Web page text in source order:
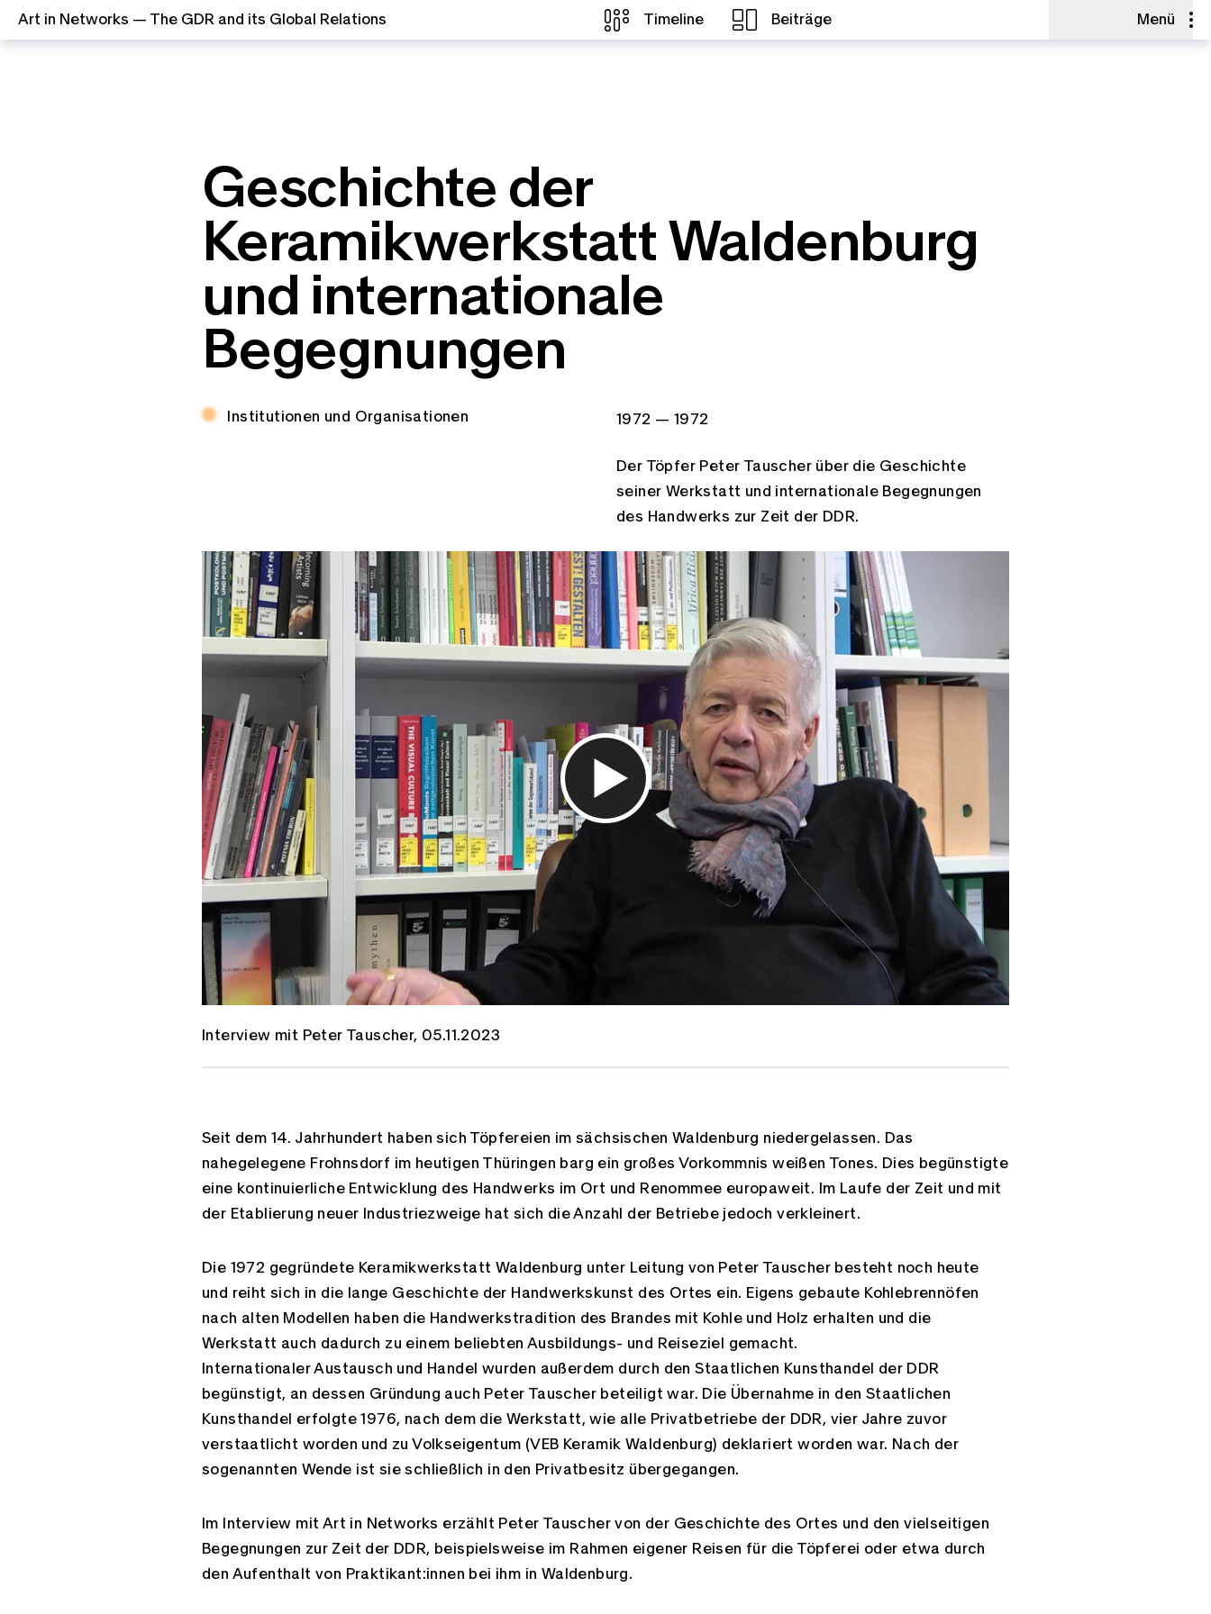
Art in Networks — The GDR and its Global Relations Timeline Beiträge Menü
Geschichte der
Keramikwerkstatt Waldenburg
und internationale
Begegnungen
Thema:
Institutionen und Organisationen Zeitspannen:
1972 — 1972
Der Töpfer Peter Tauscher über die Geschichte
seiner Werkstatt und internationale Begegnungen
des Handwerks zur Zeit der DDR.
Interview mit Peter Tauscher, 05.11.2023
Seit dem 14. Jahrhundert haben sich Töpfereien im sächsischen Waldenburg niedergelassen. Das
nahegelegene Frohnsdorf im heutigen Thüringen barg ein großes Vorkommnis weißen Tones. Dies begünstigte
eine kontinuierliche Entwicklung des Handwerks im Ort und Renommee europaweit. Im Laufe der Zeit und mit
der Etablierung neuer Industriezweige hat sich die Anzahl der Betriebe jedoch verkleinert.
Die 1972 gegründete Keramikwerkstatt Waldenburg unter Leitung von Peter Tauscher besteht noch heute
und reiht sich in die lange Geschichte der Handwerkskunst des Ortes ein. Eigens gebaute Kohlebrennöfen
nach alten Modellen haben die Handwerkstradition des Brandes mit Kohle und Holz erhalten und die
Werkstatt auch dadurch zu einem beliebten Ausbildungs- und Reiseziel gemacht.
Internationaler Austausch und Handel wurden außerdem durch den Staatlichen Kunsthandel der DDR
begünstigt, an dessen Gründung auch Peter Tauscher beteiligt war. Die Übernahme in den Staatlichen
Kunsthandel erfolgte 1976, nach dem die Werkstatt, wie alle Privatbetriebe der DDR, vier Jahre zuvor
verstaatlicht worden und zu Volkseigentum (VEB Keramik Waldenburg) deklariert worden war. Nach der
sogenannten Wende ist sie schließlich in den Privatbesitz übergegangen.
Im Interview mit Art in Networks erzählt Peter Tauscher von der Geschichte des Ortes und den vielseitigen
Begegnungen zur Zeit der DDR, beispielsweise im Rahmen eigener Reisen für die Töpferei oder etwa durch
den Aufenthalt von Praktikant:innen bei ihm in Waldenburg.
E-Mail Facebook Link kopieren